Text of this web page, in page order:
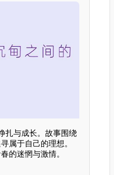
扎与成长。故事围绕
属于自己的理想。
的迷惘与激情。